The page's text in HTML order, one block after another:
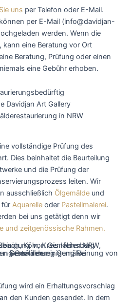
uns per Telefon oder E-Mail.
per E-Mail (info@davidjan-
werden. Wenn die
eine Beratung vor Ort
Beratung, Prüfung oder einen
eine Gebühr erhoben.
vollständige Prüfung des
Dies beinhaltet die Beurteilung
und die Prüfung der
leiten. Wir
ausschließlich Ölgemälde und
für Aquarelle oder Pastellmalerei.
bei uns getätigt denn wir
und zeitgenössische Rahmen.
wird ein Erhaltungsvorschlag
den Kunden gesendet. In dem